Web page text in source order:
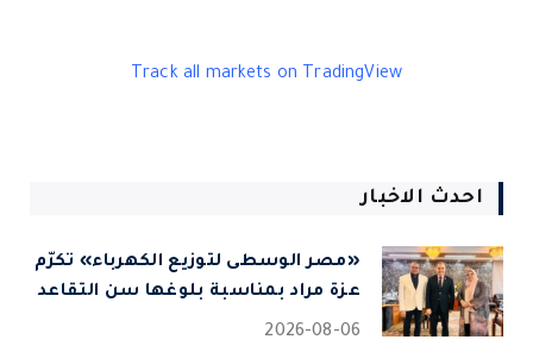
Track all markets on TradingView
احدث الاخبار
«مصر الوسطى لتوزيع الكهرباء» تكرّم
عزة مراد بمناسبة بلوغها سن التقاعد
2026-08-06